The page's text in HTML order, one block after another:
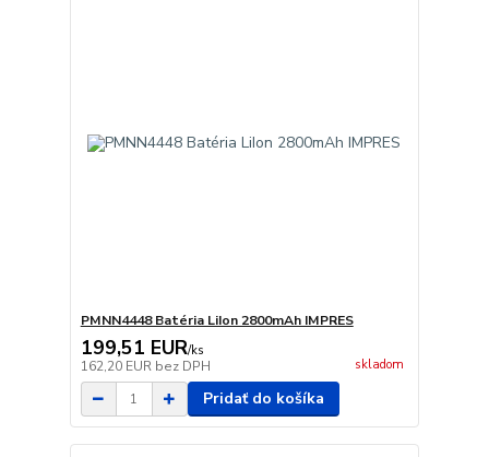
PMNN4448 Batéria LiIon 2800mAh IMPRES
199,51 EUR/ks
162,20 EUR bez DPH skladom
Pridať do košíka